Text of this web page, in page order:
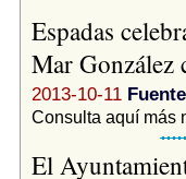
Espadas
Mar González
2013-10-11
Consulta aquí más
El